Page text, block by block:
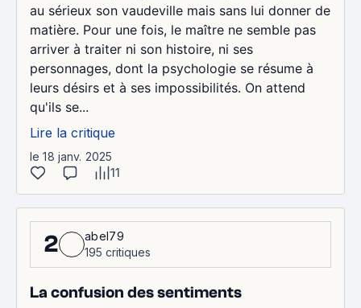
au sérieux son vaudeville mais sans lui donner de
matière. Pour une fois, le maître ne semble pas
arriver à traiter ni son histoire, ni ses
personnages, dont la psychologie se résume à
leurs désirs et à ses impossibilités. On attend
qu'ils se...
Lire la critique
le 18 janv. 2025
11
2
abel79
195 critiques
La confusion des sentiments